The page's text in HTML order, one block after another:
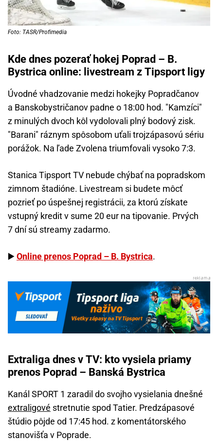
Foto: TASR/Profimedia
Kde dnes pozerať hokej Poprad – B.
Bystrica online: livestream z Tipsport ligy
Úvodné vhadzovanie medzi hokejky Popradčanov
a Banskobystričanov padne o 18:00 hod. "Kamzíci"
z minulých dvoch kôl vydolovali plný bodový zisk.
"Barani" ráznym spôsobom uťali trojzápasovú sériu
porážok. Na ľade Zvolena triumfovali vysoko 7:3.
Stanica Tipsport TV nebude chýbať na popradskom
zimnom štadióne. Livestream si budete môcť
pozrieť po úspešnej registrácii, za ktorú získate
vstupný kredit v sume 20 eur na tipovanie. Prvých
7 dní sú streamy zadarmo.
▶️Online prenos Poprad – B. Bystrica.
Extraliga dnes v TV: kto vysiela priamy
prenos Poprad – Banská Bystrica
Kanál SPORT 1 zaradil do svojho vysielania dnešné
extraligové stretnutie spod Tatier. Predzápasové
štúdio pôjde od 17:45 hod. z komentátorského
stanovišťa v Poprade.